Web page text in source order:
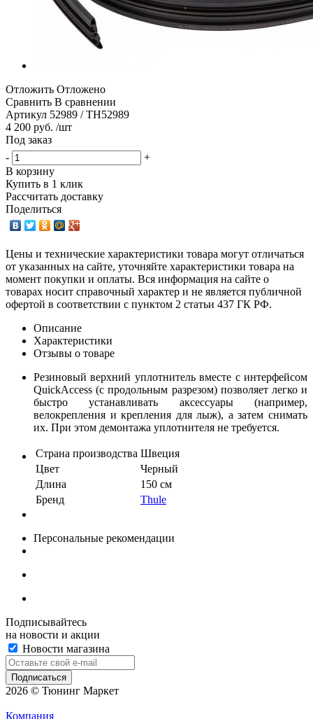
Отложить Отложено
Сравнить В сравнении
Артикул 52989 / TH52989
4 200 руб. /шт
Под заказ
-
+
В корзину
Купить в 1 клик
Рассчитать доставку
Поделиться
Цены и технические характеристики товара могут отличаться
от указанных на сайте, уточняйте характеристики товара на
момент покупки и оплаты. Вся информация на сайте о
товарах носит справочный характер и не является публичной
офертой в соответствии с пунктом 2 статьи 437 ГК РФ.
Описание
Характеристики
Отзывы о товаре
Резиновый верхний уплотнитель вместе с интерфейсом
QuickAccess (с продольным разрезом) позволяет легко и
быстро устанавливать аксессуары (например,
велокрепления и крепления для лыж), а затем снимать
их. При этом демонтажа уплотнителя не требуется.
Страна производства Швеция
Цвет
Черный
Длина
150 см
Бренд
Thule
Персональные рекомендации
Подписывайтесь
на новости и акции
Новости магазина
2026 © Тюнинг Маркет
Компания